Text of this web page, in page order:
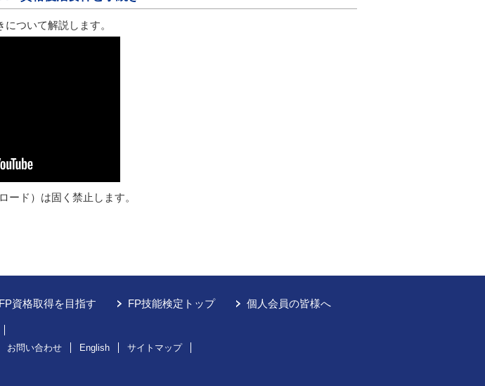
ついて解説します。
ド）は固く禁止します。
FP資格取得を目指す FP技能検定トップ 個人会員の皆様へ
お問い合わせ English サイトマップ